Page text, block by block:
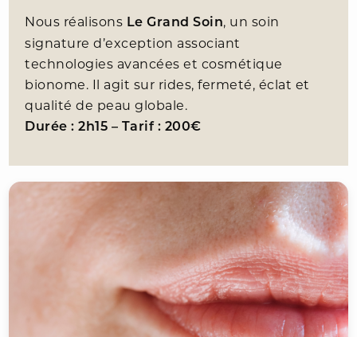
Nous réalisons Le Grand Soin, un soin
signature d’exception associant
technologies avancées et cosmétique
bionome. Il agit sur rides, fermeté, éclat et
qualité de peau globale.
Durée : 2h15 – Tarif : 200€